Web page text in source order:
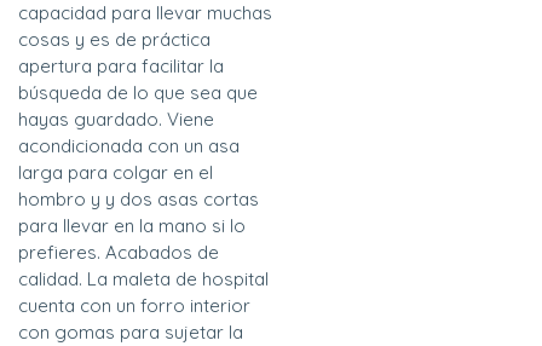
capacidad para llevar muchas
cosas y es de práctica
apertura para facilitar la
búsqueda de lo que sea que
hayas guardado. Viene
acondicionada con un asa
larga para colgar en el
hombro y y dos asas cortas
para llevar en la mano si lo
prefieres. Acabados de
calidad. La maleta de hospital
cuenta con un forro interior
con gomas para sujetar la